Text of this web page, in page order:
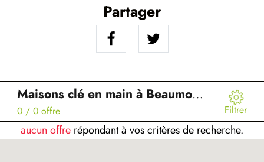
Partager
Maisons clé en main à Beaumont-en-Beine (02)
0 / 0 offre Filtrer
aucun offre répondant à vos critères de recherche.